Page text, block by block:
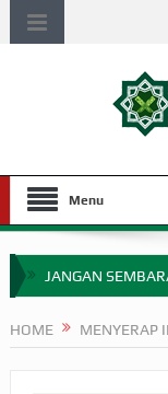
Menu
JANGAN
HOME MENYERAP